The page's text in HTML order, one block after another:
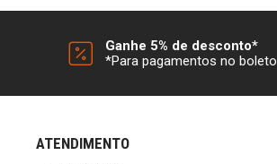
Ganhe 5% de desconto*
*Para pagamentos no boleto
ATENDIMENTO